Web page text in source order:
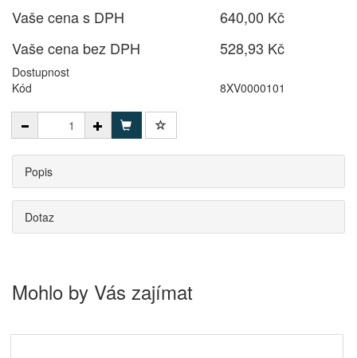
Vaše cena s DPH
640,00 Kč
Vaše cena bez DPH
528,93 Kč
Dostupnost
Kód
8XV0000101
Popis
Dotaz
Mohlo by Vás zajímat